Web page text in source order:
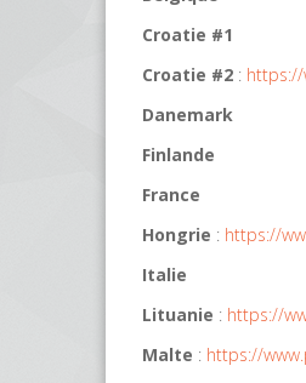
Croatie #1
Croatie #2 :
Danemark
Finlande
France
Hongrie : https://
Italie
Lituanie : https://
Malte : https://